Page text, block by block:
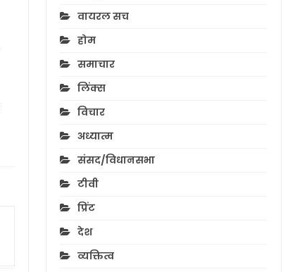
वायरल सच
होम
समाचार
लिंक्स
विचार
अध्यात्म
संसद/विधानसभा
टीवी
प्रिंट
देश
व्यक्तित्व